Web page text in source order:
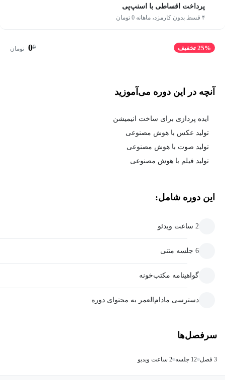
پرداخت اقساطی با اسنپ‌پی
۴ قسط بدون کارمزد، ماهانه 0 تومان
25% تخفیف 0
0 تومان
آنچه در این دوره می‌آموزید
ایده پردازی برای ساخت انیمیشن
تولید عکس با هوش مصنوعی
تولید صوت با هوش مصنوعی
تولید فیلم با هوش مصنوعی
این دوره شامل:
2 ساعت ویدئو
6 جلسه متنی
گواهینامه مکتب‌خونه
دسترسی مادام‌العمر به محتوای دوره
سرفصل‌ها
3 فصل 12 جلسه 2 ساعت ویدیو